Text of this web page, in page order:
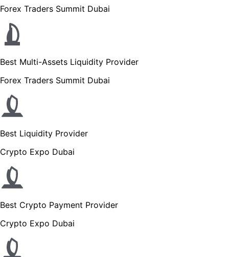
Forex Traders Summit Dubai
Best Multi-Assets Liquidity Provider
Forex Traders Summit Dubai
Best Liquidity Provider
Crypto Expo Dubai
Best Crypto Payment Provider
Crypto Expo Dubai